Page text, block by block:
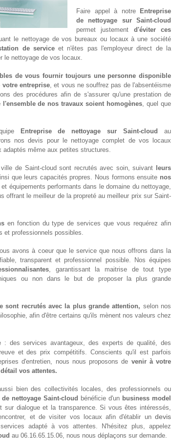
Faire appel à notre
Entreprise
de nettoyage sur Saint-cloud
permet justement d'éviter ces
le nettoyage de vos bureaux ou locaux à une société
de serviceet n'êtes pas l'employeur direct de la
le nettoyage de vos locaux.
de vous fournir toujours une personne disponible
votre entreprise, et vous ne souffrez pas de l'absentéisme
des procédures afin de s'assurer qu'une prestation de
l'ensemble de nos travaux soient homogènes, quel que
Entreprise de nettoyage sur Saint-cloud
au
nos devis pour le nettoyage complet de vos locaux
adaptés même aux petites structures.
de Saint-cloud sont recrutés avec soin, suivant
leurs
que leurs capacités propres. Nous formons ensuite nos
équipements performants dans le domaine du nettoyage,
offrant le meilleur de la propreté au meilleur prix sur Saint-
en fonction du type de services que vous requérez afin
et professionnels possibles.
avons à coeur que le service que nous offrons dans la
transparent et professionnel possible. Nos équipes
, garantissant la maitrise de tout type
ou non dans le but de proposer la plus grande
sont recrutés avec la plus grande attention, selon nos
afin d'être certains qu'ils mènent nos valeurs chez
: des services avantageux, des experts de qualité, des
et des prix compétitifs. Conscients qu'il est parfois
d'entretien, nous nous proposons de venir à votre
vos attentes.
bien des collectivités locales, des professionnels ou
nettoyage Saint-cloud bénéficie d'un business model
sur dialogue et la transparence. Si vous êtes intéressés,
et de visiter vos locaux afin d'établir un devis
adapté à vos attentes. N'hésitez plus, appelez
au 06.16.65.15.06, nous nous déplaçons sur demande.